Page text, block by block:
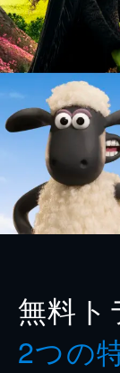
無料ト
2つの